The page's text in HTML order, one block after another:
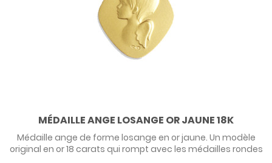
MÉDAILLE ANGE LOSANGE OR JAUNE 18K
Médaille ange de forme losange en or jaune. Un modèle
original en or 18 carats qui rompt avec les médailles rondes